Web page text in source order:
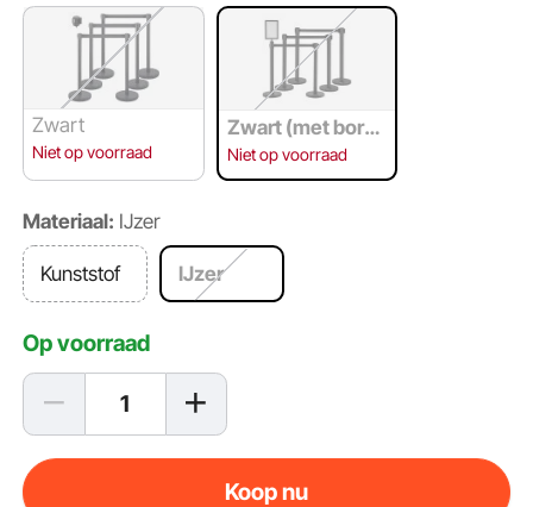
Zwart
Niet op voorraad
Zwart (met bord
houder)
Niet op voorraad
Materiaal: IJzer
Kunststof IJzer
Op voorraad
Koop nu